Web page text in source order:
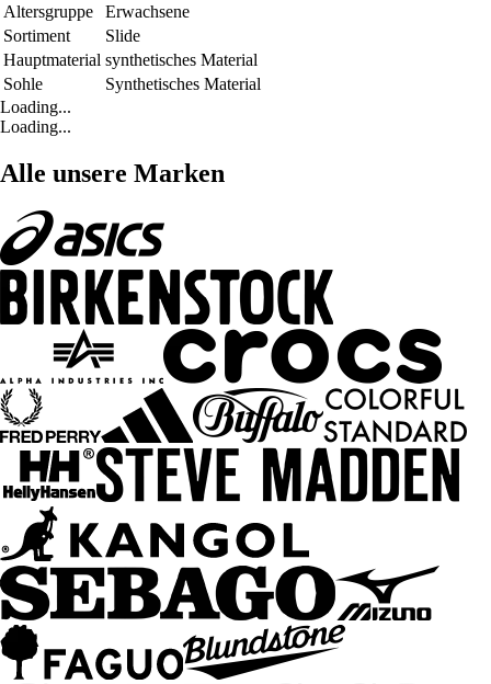
Altersgruppe
Erwachsene
Sortiment
Slide
Hauptmaterial synthetisches Material
Sohle
Synthetisches Material
Loading...
Loading...
Alle unsere Marken